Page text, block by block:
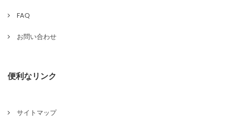
FAQ
お問い合わせ
便利なリンク
サイトマップ